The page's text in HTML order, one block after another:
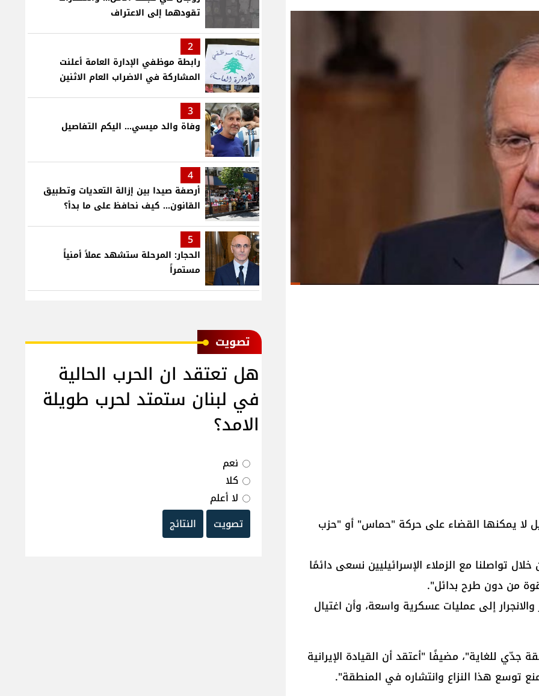
لا يمكنها القضاء على حركة "حماس" أو "حزب
تواصلنا مع الزملاء الإسرائيليين نسعى دائمًا
من دون طرح بدائل".
إلى عمليات عسكرية واسعة، وأن اغتيال
للغاية"، مضيفًا "أعتقد أن القيادة الإيرانية
توسع هذا النزاع وانتشاره في المنطقة".
تقودهما إلى الاعتراف
2
رابطة موظفي الإدارة العامة أعلنت
المشاركة في الاضراب العام الاثنين
3
وفاة والد ميسي... اليكم التفاصيل
4
أرصفة صيدا بين إزالة التعديات وتطبيق
القانون... كيف نحافظ على ما بدأ؟
5
الحجار: المرحلة ستشهد عملاً أمنياً
مستمراً
ﺗﺼﻮﻳﺖ
هل تعتقد ان الحرب الحالية
في لبنان ستمتد لحرب طويلة
الامد؟
نعم
كلا
لا أعلم
تصويت
النتائج